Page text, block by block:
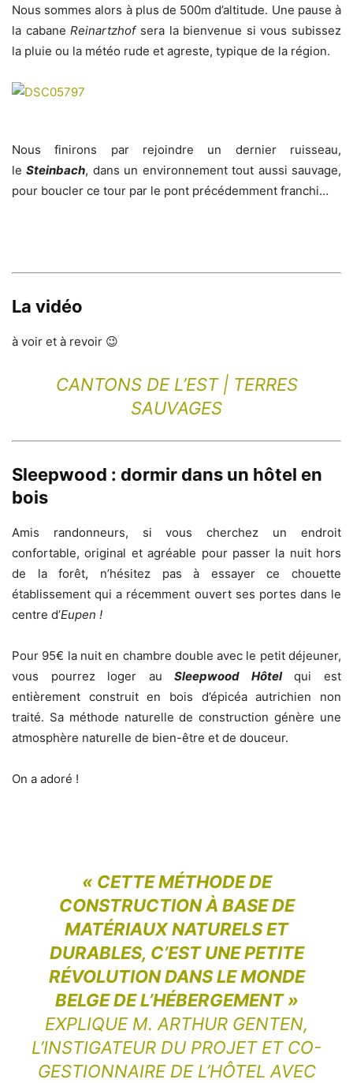
Nous sommes alors à plus de 500m d’altitude. Une pause à
la cabaneReinartzhofsera la bienvenue si vous subissez
la pluie ou la météo rude et agreste, typique de la région.
Nous finirons par rejoindre un dernier ruisseau,
leSteinbach, dans un environnement tout aussi sauvage,
pour boucler ce tour par le pont précédemment franchi…
La vidéo
à voir et à revoir 😉
CANTONS DE L’EST | TERRES
SAUVAGES
Sleepwood : dormir dans un hôtel en
bois
Amis randonneurs, si vous cherchez un endroit
confortable, original et agréable pour passer la nuit hors
de la forêt, n’hésitez pas à essayer ce chouette
établissement qui a récemment ouvert ses portes dans le
centre d’Eupen !
Pour 95€ la nuit en chambre double avec le petit déjeuner,
vous pourrez loger auSleepwood Hôtelqui est
entièrement construit en bois d’épicéa autrichien non
traité. Sa méthode naturelle de construction génère une
atmosphère naturelle de bien-être et de douceur.
On a adoré !
« CETTE MÉTHODE DE
CONSTRUCTION À BASE DE
MATÉRIAUX NATURELS ET
DURABLES, C’EST UNE PETITE
RÉVOLUTION DANS LE MONDE
BELGE DE L’HÉBERGEMENT »
EXPLIQUE M. ARTHUR GENTEN,
L’INSTIGATEUR DU PROJET ET CO-
GESTIONNAIRE DE L’HÔTEL AVEC